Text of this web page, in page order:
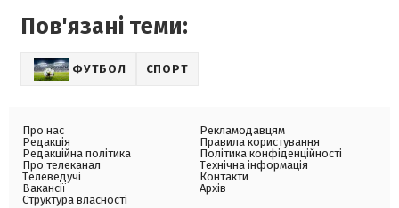
Пов'язані теми:
ФУТБОЛ СПОРТ
Про нас
Редакція
Редакційна політика
Про телеканал
Телеведучі
Вакансії
Структура власності
Рекламодавцям
Правила користування
Політика конфіденційності
Технічна інформація
Контакти
Архів